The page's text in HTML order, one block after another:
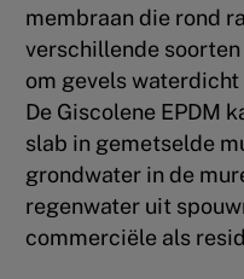
membraan die rond
verschillende
om gevels waterdicht
De Giscolene EPDM
slab in gemetselde
grondwater in de
regenwater uit
commerciële als